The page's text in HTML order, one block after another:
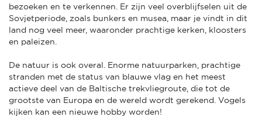
bezoeken en te verkennen. Er zijn veel overblijfselen uit de
Sovjetperiode, zoals bunkers en musea, maar je vindt in dit
land nog veel meer, waaronder prachtige kerken, kloosters
en paleizen.
De natuur is ook overal. Enorme natuurparken, prachtige
stranden met de status van blauwe vlag en het meest
actieve deel van de Baltische trekvliegroute, die tot de
grootste van Europa en de wereld wordt gerekend. Vogels
kijken kan een nieuwe hobby worden!